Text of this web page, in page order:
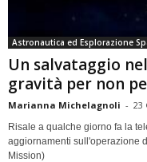
Astronautica ed Esplorazione
Un salvataggio
gravità per non
Marianna Michelagnoli - 23
Risale a qualche giorno fa la
aggiornamenti sull'operazione
Mission)